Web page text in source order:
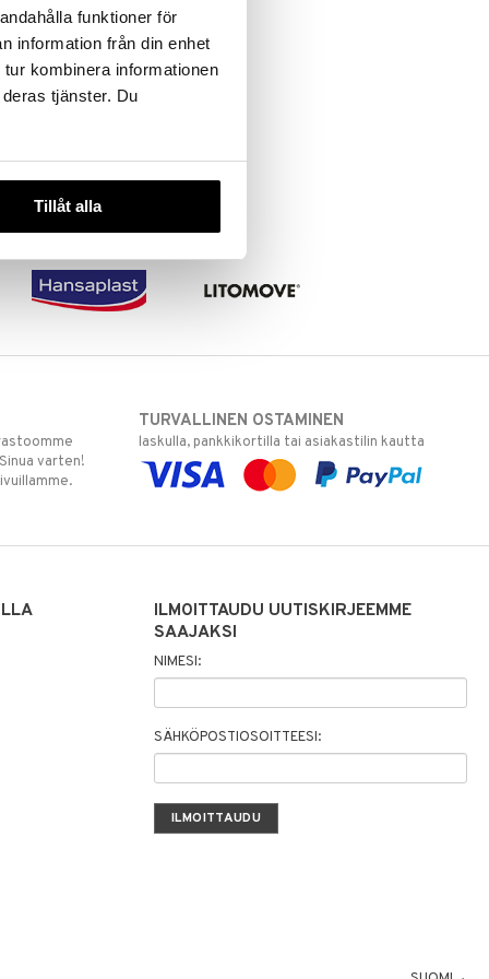
funktioner för
information från din enhet
kombinera informationen
tjänster. Du
Tillåt alla
varten!
TURVALLINEN OSTAMINEN
laskulla, pankkikortilla tai asiakastilin kautta
ILMOITTAUDU UUTISKIRJEEMME
SAAJAKSI
NIMESI:
SÄHKÖPOSTIOSOITTEESI: